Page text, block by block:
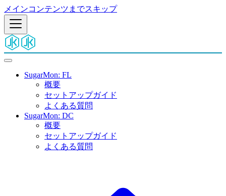
メインコンテンツまでスキップ
SugarMon: FL
概要
セットアップガイド
よくある質問
SugarMon: DC
概要
セットアップガイド
よくある質問